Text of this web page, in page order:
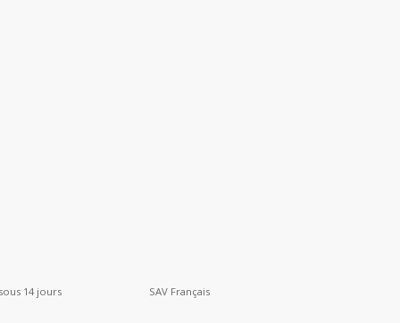
14 jours SAV Français